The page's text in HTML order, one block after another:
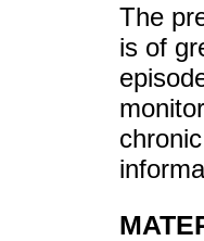
The
is of